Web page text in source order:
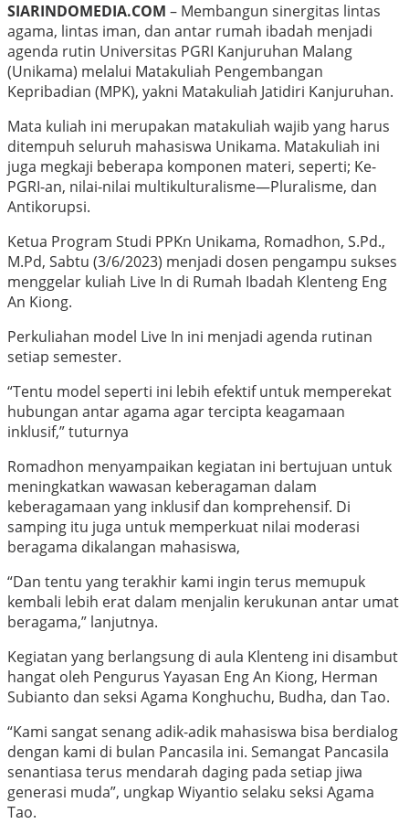
SIARINDOMEDIA.COM – Membangun sinergitas lintas
agama, lintas iman, dan antar rumah ibadah menjadi
agenda rutin Universitas PGRI Kanjuruhan Malang
(Unikama) melalui Matakuliah Pengembangan
Kepribadian (MPK), yakni Matakuliah Jatidiri Kanjuruhan.
Mata kuliah ini merupakan matakuliah wajib yang harus
ditempuh seluruh mahasiswa Unikama. Matakuliah ini
juga megkaji beberapa komponen materi, seperti; Ke-
PGRI-an, nilai-nilai multikulturalisme—Pluralisme, dan
Antikorupsi.
Ketua Program Studi PPKn Unikama, Romadhon, S.Pd.,
M.Pd, Sabtu (3/6/2023) menjadi dosen pengampu sukses
menggelar kuliah Live In di Rumah Ibadah Klenteng Eng
An Kiong.
Perkuliahan model Live In ini menjadi agenda rutinan
setiap semester.
“Tentu model seperti ini lebih efektif untuk memperekat
hubungan antar agama agar tercipta keagamaan
inklusif,” tuturnya
Romadhon menyampaikan kegiatan ini bertujuan untuk
meningkatkan wawasan keberagaman dalam
keberagamaan yang inklusif dan komprehensif. Di
samping itu juga untuk memperkuat nilai moderasi
beragama dikalangan mahasiswa,
“Dan tentu yang terakhir kami ingin terus memupuk
kembali lebih erat dalam menjalin kerukunan antar umat
beragama,” lanjutnya.
Kegiatan yang berlangsung di aula Klenteng ini disambut
hangat oleh Pengurus Yayasan Eng An Kiong, Herman
Subianto dan seksi Agama Konghuchu, Budha, dan Tao.
“Kami sangat senang adik-adik mahasiswa bisa berdialog
dengan kami di bulan Pancasila ini. Semangat Pancasila
senantiasa terus mendarah daging pada setiap jiwa
generasi muda”, ungkap Wiyantio selaku seksi Agama
Tao.